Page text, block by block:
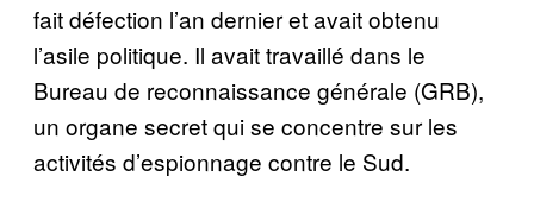
fait défection l’an dernier et avait obtenu
l’asile politique. Il avait travaillé dans le
Bureau de reconnaissance générale (GRB),
un organe secret qui se concentre sur les
activités d’espionnage contre le Sud.